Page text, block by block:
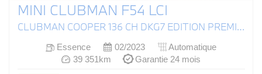
MINI CLUBMAN F54 LCI
CLUBMAN COOPER 136 CH DKG7 EDITION PREMIUM PLUS
Essence 02/2023
Automatique
39 351km
Garantie 24 mois